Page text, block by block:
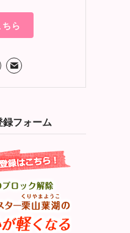
ら
フォーム